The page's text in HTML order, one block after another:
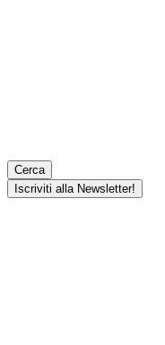
Cerca
Iscriviti alla Newsletter!